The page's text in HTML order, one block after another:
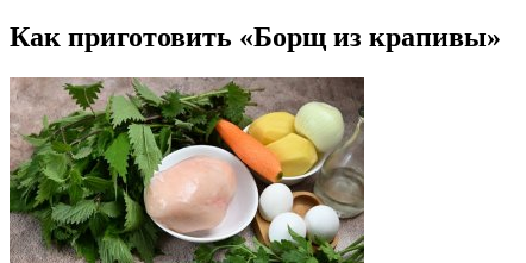
Как приготовить «Борщ из крапивы»